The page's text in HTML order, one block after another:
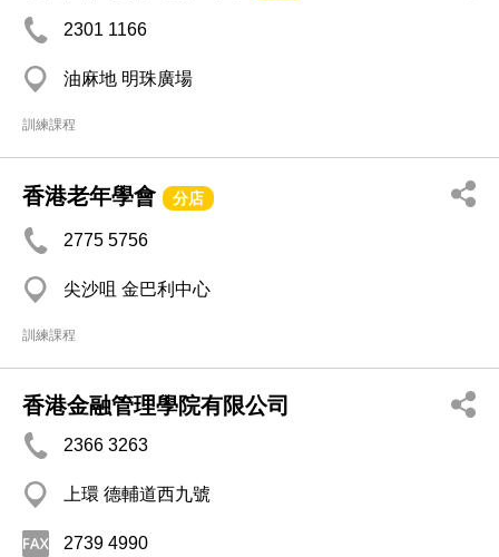
2301 1166
油麻地 明珠廣場
訓練課程
香港老年學會 分店
2775 5756
尖沙咀 金巴利中心
訓練課程
香港金融管理學院有限公司
2366 3263
上環 德輔道西九號
2739 4990